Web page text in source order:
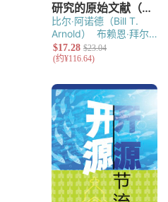
比尔‧阿诺德（Bill T.
Arnold）
布赖恩‧拜尔
（Bryan E. Beyer）